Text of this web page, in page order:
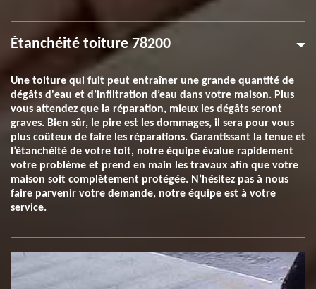
Étanchéité toiture 78200
Une toiture qui fuit peut entraîner une grande quantité de
dégâts d'eau et d’infiltration d’eau dans votre maison. Plus
vous attendez que la réparation, mieux les dégâts seront
graves. Bien sûr, le pire est les dommages, il sera pour vous
plus coûteux de faire les réparations. Garantissant la tenue et
l’étanchéité de votre toit, notre équipe évalue rapidement
votre problème et prend en main les travaux afin que votre
maison soit complètement protégée. N’hésitez pas à nous
faire parvenir votre demande, notre équipe est à votre
service.